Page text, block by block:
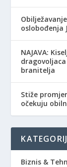
oslobođenja
NAJAVA:
dragovoljaca
branitelja
Stiže
očekuju
Biznis &